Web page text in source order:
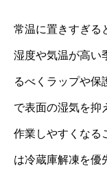
常温に置きすぎる
湿度や気温が高い
るべくラップや保
で表面の湿気を抑
作業しやすくなる
は冷蔵庫解凍を優